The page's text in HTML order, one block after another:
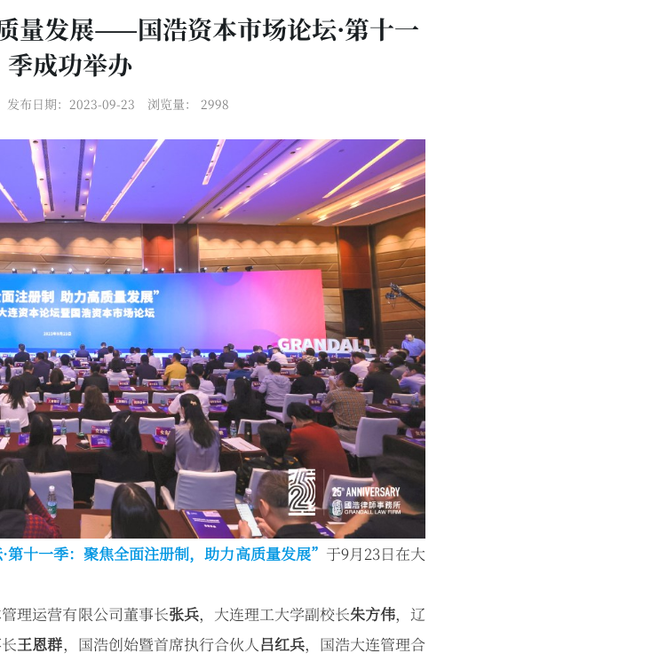
量发展——国浩资本市场论坛·第十一
季成功举办
发布日期：2023-09-23 浏览量： 2998
第十一季：聚焦全面注册制，助力高质量发展” 于9月23日在大
理运营有限公司董事长张兵，大连理工大学副校长朱方伟，辽
王恩群，国浩创始暨首席执行合伙人 吕红兵，国浩大连管理合